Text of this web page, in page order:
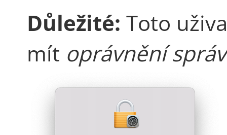
Důležité: Toto
mít oprávnění